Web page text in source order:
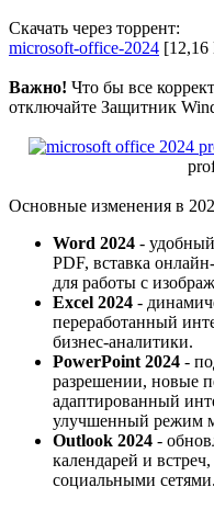
Скачать через торрент:
microsoft-office-2024 [12,16
Важно! Что бы все
отключайте Защитник
Основные изменения в
Word 2024 -
PDF, вставка
для работы с
Excel 2024 -
переработанный
бизнес-аналитики.
PowerPoint 2024 -
разрешении, новые
адаптированный
улучшенный режим
Outlook 2024 -
календарей и
социальными сетями.